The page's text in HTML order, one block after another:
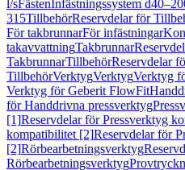
l/sFästenInfästningssystem
315TillbehörReservdelar för
För takbrunnarFör infästningar
takavvattningTakbrunnar
TakbrunnarTillbehörReservdelar
TillbehörVerktygVerktygVerktyg
Verktyg för Geberit FlowFit
för Handdrivna pressverktyg
[1]Reservdelar för Pressverktyg
kompatibilitet [2]Reservdelar för
[2]Rörbearbetningsverktyg
Rörbearbetningsverktyg